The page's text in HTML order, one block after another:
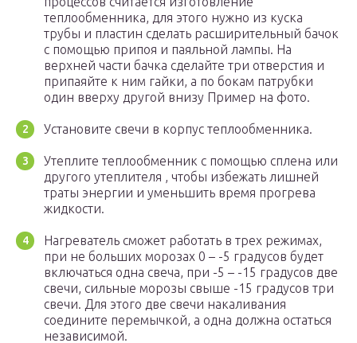
теплообменника, для этого нужно из куска
трубы и пластин сделать расширительный бачок
с помощью припоя и паяльной лампы. На
верхней части бачка сделайте три отверстия и
припаяйте к ним гайки, а по бокам патрубки
один вверху другой внизу Пример на фото.
Установите свечи в корпус теплообменника.
Утеплите теплообменник с помощью сплена или
другого утеплителя , чтобы избежать лишней
траты энергии и уменьшить время прогрева
жидкости.
Нагреватель сможет работать в трех режимах,
при не больших морозах 0 – -5 градусов будет
включаться одна свеча, при -5 – -15 градусов две
свечи, сильные морозы свыше -15 градусов три
свечи. Для этого две свечи накаливания
соедините перемычкой, а одна должна остаться
независимой.